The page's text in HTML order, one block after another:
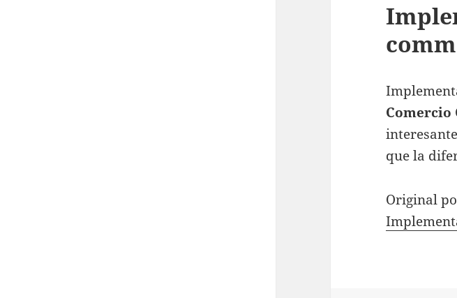
Comercio
que la
Original